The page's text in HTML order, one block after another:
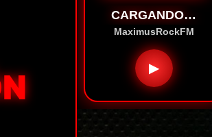
CARGANDO…
MaximusRockFM
▶